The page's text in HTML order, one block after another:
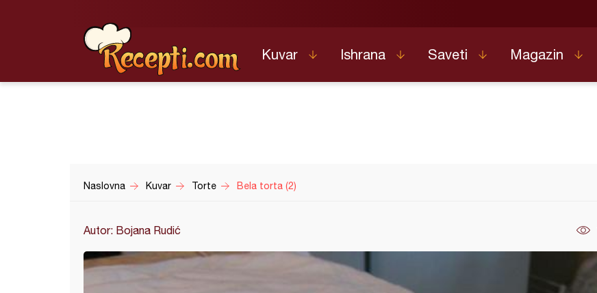
Kuvar Ishrana Saveti Magazin
Naslovna Kuvar Torte Bela torta (2)
Autor: Bojana Rudić